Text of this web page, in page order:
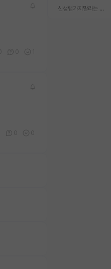
신생랩가지말라는 이유가 있었구나